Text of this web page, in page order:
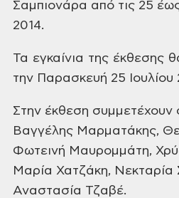
Σαμπιονάρα από τις 25
2014.
Τα εγκαίνια της έκθεσης
την Παρασκευή 25 Ιουλίου
Στην έκθεση συμμετέχουν
Βαγγέλης Μαρματάκης,
Φωτεινή Μαυρομμάτη,
Μαρία Χατζάκη, Νεκταρία
Αναστασία Τζαβέ.